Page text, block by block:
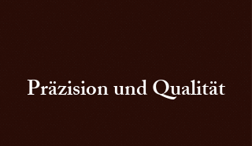
Präzision und Qualität